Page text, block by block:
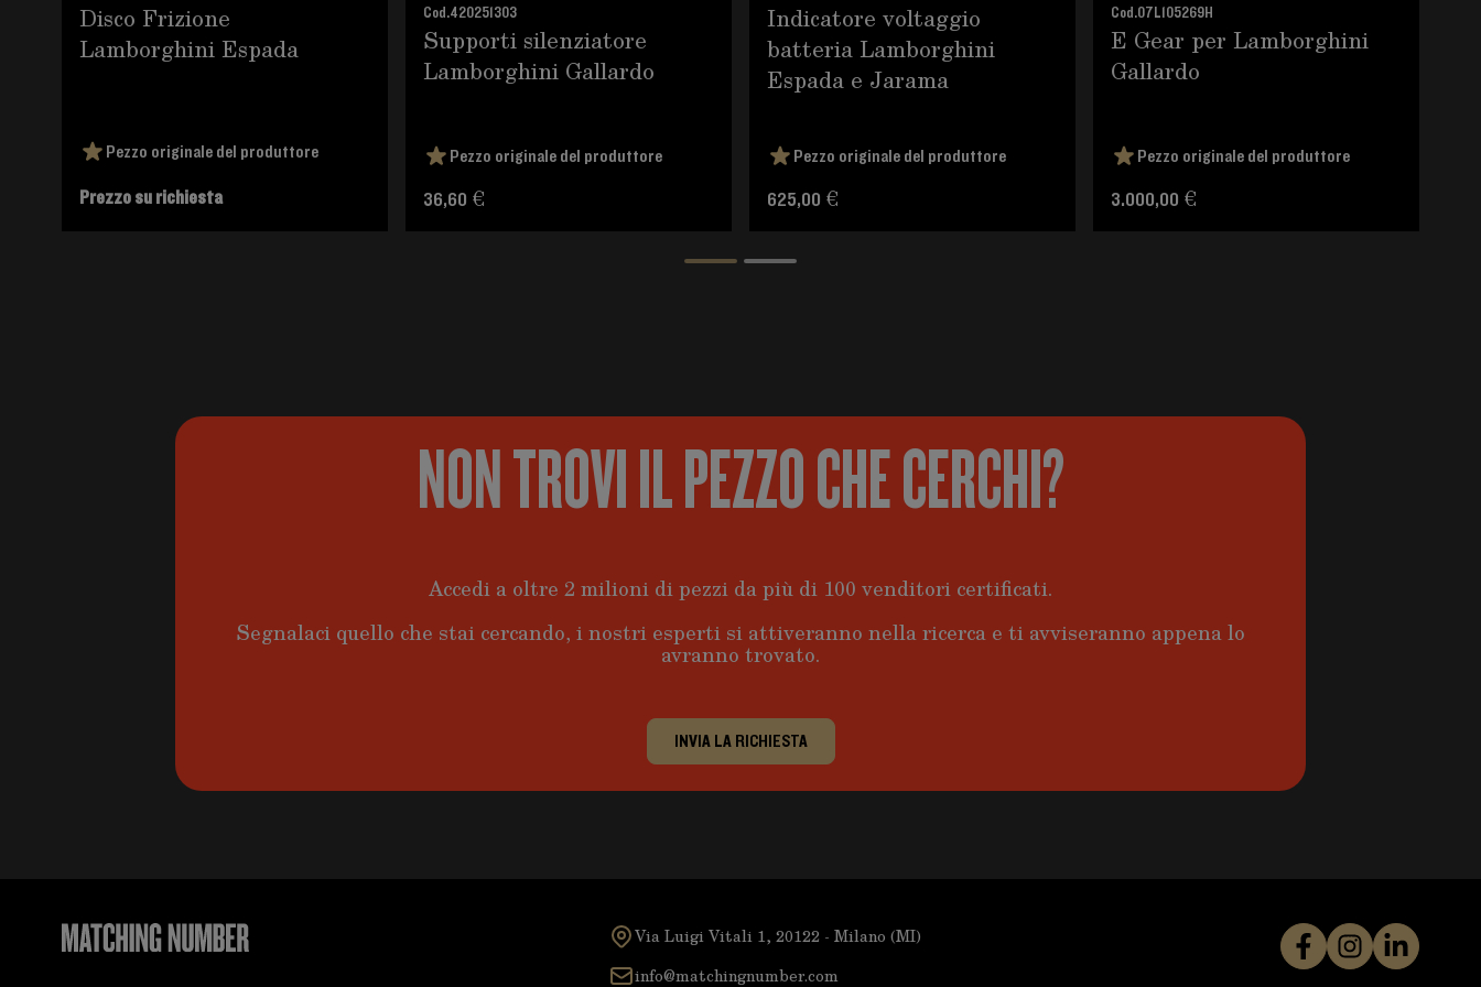
Disco Frizione
Lamborghini Espada
Pezzo originale del produttore
Prezzo su richiesta
Cod.420251303
Supporti silenziatore
Lamborghini Gallardo
Pezzo originale del produttore
36,60 €
Indicatore voltaggio
batteria Lamborghini
Espada e Jarama
Pezzo originale del produttore
625,00 €
Cod.07L105269H
E Gear per Lamborghini
Gallardo
Pezzo originale del produttore
3.000,00 €
NON TROVI IL PEZZO CHE CERCHI?
Accedi a oltre 2 milioni di pezzi da più di 100 venditori certificati.
Segnalaci quello che stai cercando, i nostri esperti si attiveranno nella ricerca e ti avviseranno appena lo
avranno trovato.
INVIA LA RICHIESTA
Via Luigi Vitali 1, 20122 - Milano (MI)
info@matchingnumber.com